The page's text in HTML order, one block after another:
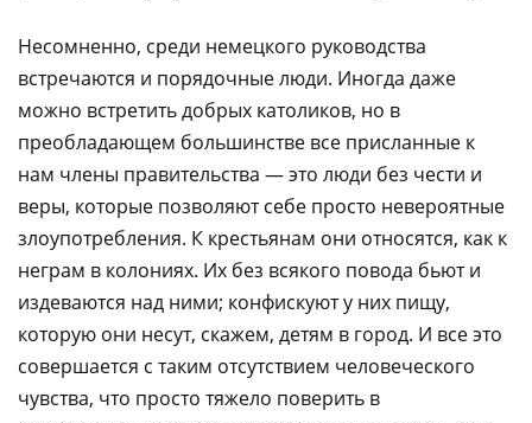
Несомненно, среди немецкого руководства
встречаются и порядочные люди. Иногда даже
можно встретить добрых католиков, но в
преобладающем большинстве все присланные к
нам члены правительства — это люди без чести и
веры, которые позволяют себе просто невероятные
злоупотребления. К крестьянам они относятся, как к
неграм в колониях. Их без всякого повода бьют и
издеваются над ними; конфискуют у них пищу,
которую они несут, скажем, детям в город. И все это
совершается с таким отсутствием человеческого
чувства, что просто тяжело поверить в